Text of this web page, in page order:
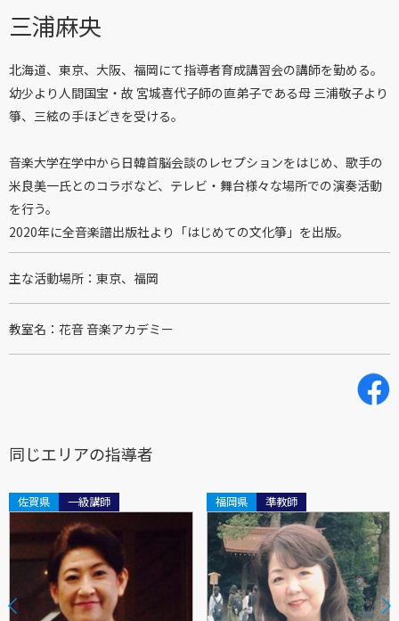
三浦麻央
北海道、東京、大阪、福岡にて指導者育成講習会の講師を勤める。
幼少より人間国宝・故 宮城喜代子師の直弟子である母 三浦敬子より
箏、三絃の手ほどきを受ける。
音楽大学在学中から日韓首脳会談のレセプションをはじめ、歌手の
米良美一氏とのコラボなど、テレビ・舞台様々な場所での演奏活動
を行う。
2020年に全音楽譜出版社より「はじめての文化箏」を出版。
主な活動場所 東京、福岡
教室名 花音 音楽アカデミー
同じエリアの指導者
佐賀県 一級講師 福岡県 準教師